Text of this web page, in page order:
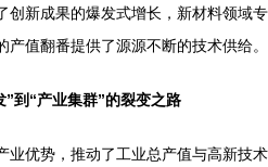
创新成果的爆发式增长，新材料领域专
值翻番提供了源源不断的技术供给。
到“产业集群”的裂变之路
业优势，推动了工业总产值与高新技术